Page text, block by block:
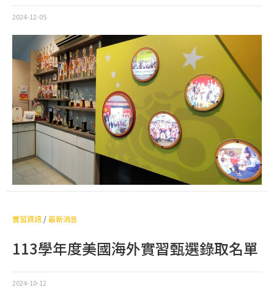
2024-12-05
實習資訊 /最新消息
113學年度美國海外實習甄選錄取名單
2024-10-12